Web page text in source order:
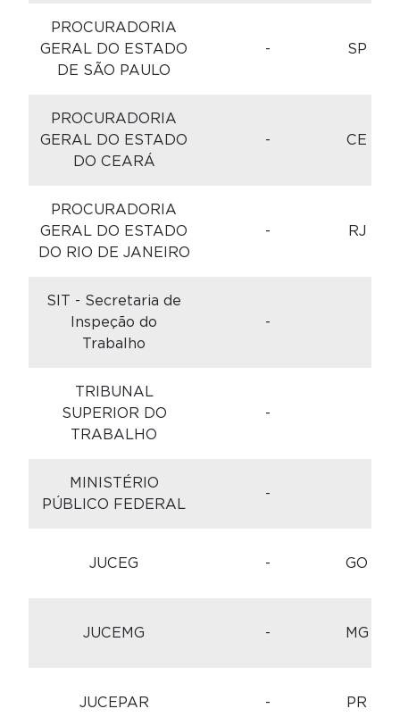
PROCURADORIA
GERAL DO ESTADO
DE SÃO PAULO
- SP
PROCURADORIA
GERAL DO ESTADO
DO CEARÁ
- CE
PROCURADORIA
GERAL DO ESTADO
DO RIO DE JANEIRO
- RJ
SIT - Secretaria de
Inspeção do
Trabalho
-
TRIBUNAL
SUPERIOR DO
TRABALHO
-
MINISTÉRIO
PÚBLICO FEDERAL
-
JUCEG - GO
JUCEMG - MG
JUCEPAR - PR